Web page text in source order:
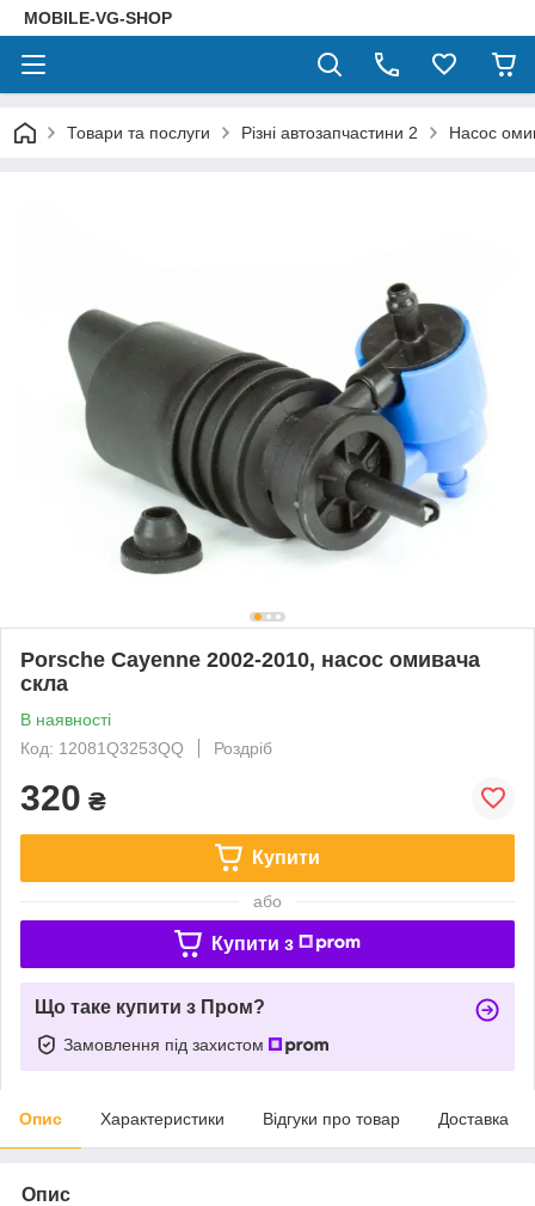
MOBILE-VG-SHOP
Товари та послуги Різні автозапчастини 2 Насос
Porsche Cayenne 2002-2010, насос омивача
скла
В наявності
Код: 12081Q3253QQ
Роздріб
320 ₴
Купити
або
Купити з
Що таке купити з Пром?
Замовлення під захистом
Опис Характеристики Відгуки про товар Доставка
Опис